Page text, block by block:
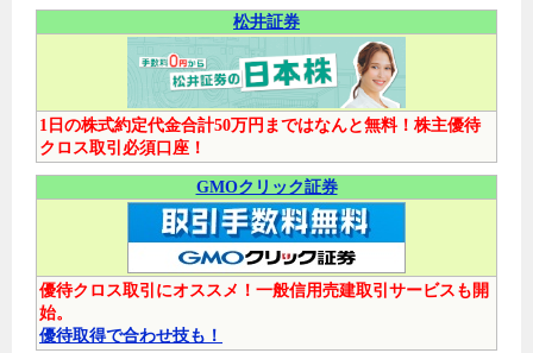
松井証券
1日の株式約定代金合計50万円まではなんと無料！株主優待
クロス取引必須口座！
GMOクリック証券
優待クロス取引にオススメ！一般信用売建取引サービスも開
始。
優待取得で合わせ技も！